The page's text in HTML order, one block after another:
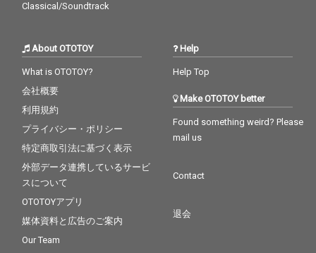
Classical/Soundtrack
About OTOTOY
What is OTOTOY?
会社概要
利用規約
プライバシー・ポリシー
特定商取引法に基づく表示
外部データ連携しているサービ
スについて
OTOTOYアプリ
媒体資料と広告のご案内
Our Team
Help
Help Top
Make OTOTOY better
Found something weird? Please
mail us
Contact
退会